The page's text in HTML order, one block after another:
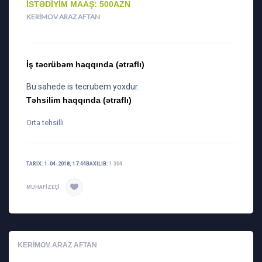
İSTƏDIYIM MAAŞ: 500AZN
KERIMOV ARAZ AFTAN
İş təcrübəm haqqında (ətraflı)
Bu sahede is tecrubem yoxdur.
Təhsilim haqqında (ətraflı)
Orta tehsilli
TARIX: 1-04-2018, 17:44 BAXILIB: 1 304
MUHAFIZEÇI
KERIMOV ARAZ AFTAN